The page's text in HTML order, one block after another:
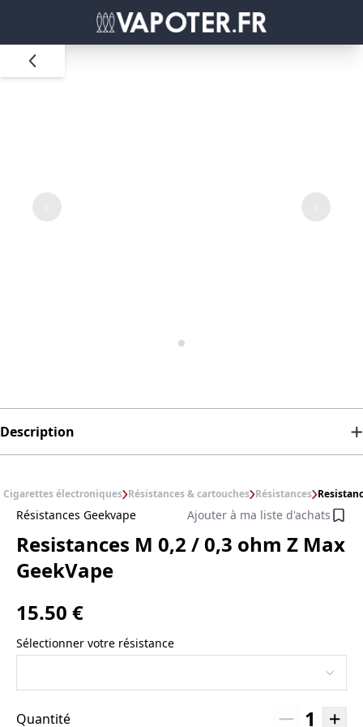
Description
Cigarettes électroniques Résistances & cartouches Résistances
Résistances Geekvape Ajouter à ma liste d'achats
Resistances M 0,2 / 0,3 ohm Z Max
GeekVape
15.50 €
Sélectionner votre résistance
Quantité 1